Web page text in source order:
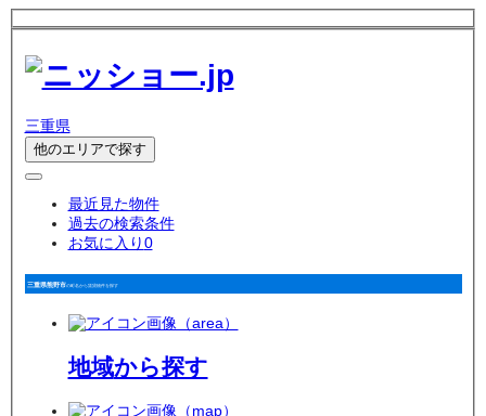
三重県
他のエリアで探す
最近見た物件
過去の検索条件
お気に入り0
三重県熊野市の町名から賃貸物件を探す
地域から探す